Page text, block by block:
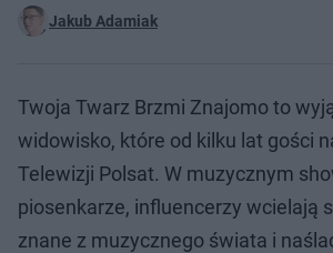
Jakub Adamiak
Twoja Twarz Brzmi Znajomo to
widowisko, które od kilku lat gości
Telewizji Polsat. W muzycznym
piosenkarze, influencerzy wcielają
znane z muzycznego świata i